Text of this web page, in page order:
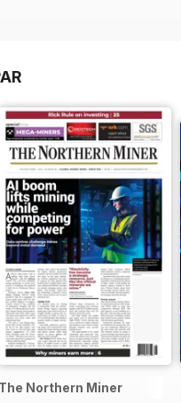
The Northern Miner